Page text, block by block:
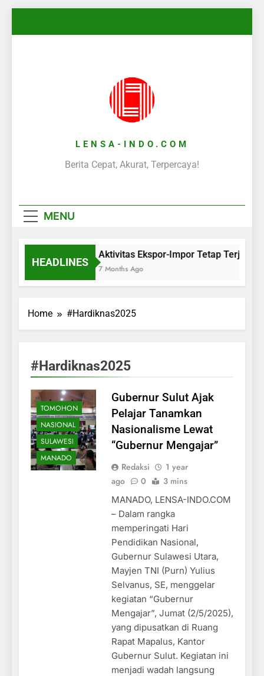
LENSA-INDO.COM
Berita Cepat, Akurat, Terpercaya!
MENU
HEADLINES
Aktivitas Ekspor-Impor Tetap Terjaga
7 Months Ago
Home #Hardiknas2025
#Hardiknas2025
TOMOHON
NASIONAL
SULAWESI
MANADO
Gubernur Sulut Ajak
Pelajar Tanamkan
Nasionalisme Lewat
“Gubernur Mengajar”
Redaksi
1 year
ago
0 3 mins
MANADO, LENSA-INDO.COM
– Dalam rangka
memperingati Hari
Pendidikan Nasional,
Gubernur Sulawesi Utara,
Mayjen TNI (Purn) Yulius
Selvanus, SE, menggelar
kegiatan “Gubernur
Mengajar”, Jumat (2/5/2025),
yang dipusatkan di Ruang
Rapat Mapalus, Kantor
Gubernur Sulut. Kegiatan ini
menjadi wadah langsung